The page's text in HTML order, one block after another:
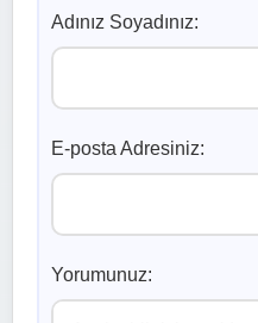
Adınız Soyadınız:
E-posta Adresiniz:
Yorumunuz: